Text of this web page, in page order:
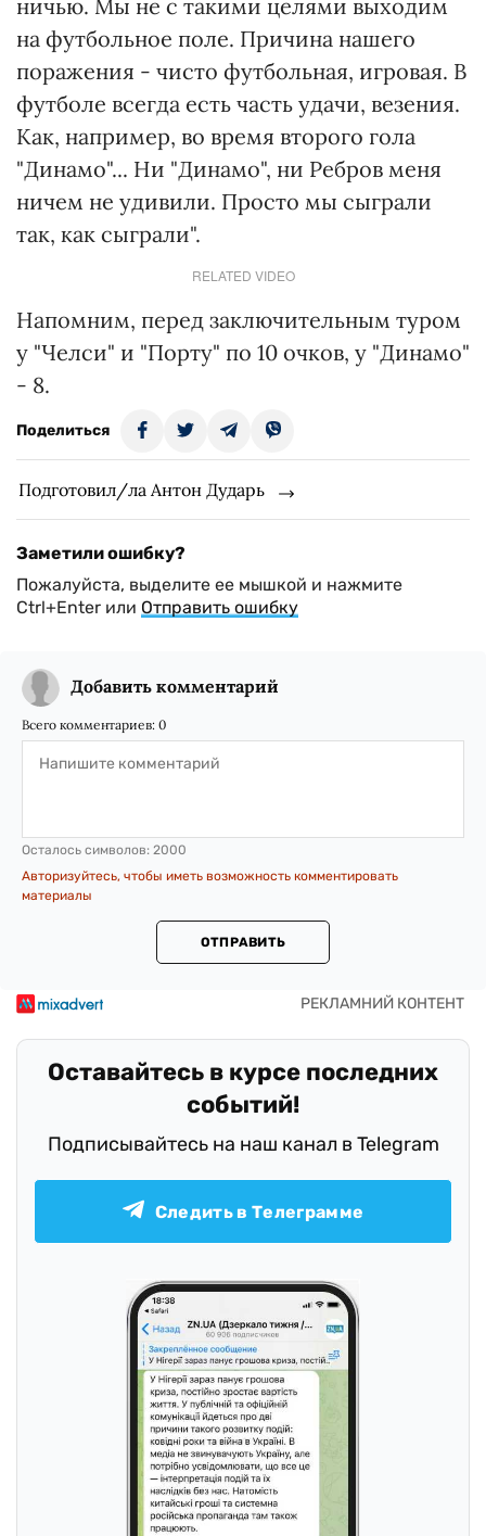
ничью. Мы не с такими целями выходим
на футбольное поле. Причина нашего
поражения - чисто футбольная, игровая. В
футболе всегда есть часть удачи, везения.
Как, например, во время второго гола
"Динамо"... Ни "Динамо", ни Ребров меня
ничем не удивили. Просто мы сыграли
так, как сыграли".
RELATED VIDEO
Напомним, перед заключительным туром
у "Челси" и "Порту" по 10 очков, у "Динамо"
- 8.
Поделиться
Подготовил/ла Антон Дударь
Заметили ошибку?
Пожалуйста, выделите ее мышкой и нажмите
Ctrl+Enter или Отправить ошибку
Добавить комментарий
Всего комментариев: 0
Осталось символов: 2000
Авторизуйтесь, чтобы иметь возможность комментировать
материалы
ОТПРАВИТЬ
Оставайтесь в курсе последних
событий!
Подписывайтесь на наш канал в Telegram
Следить в Телеграмме